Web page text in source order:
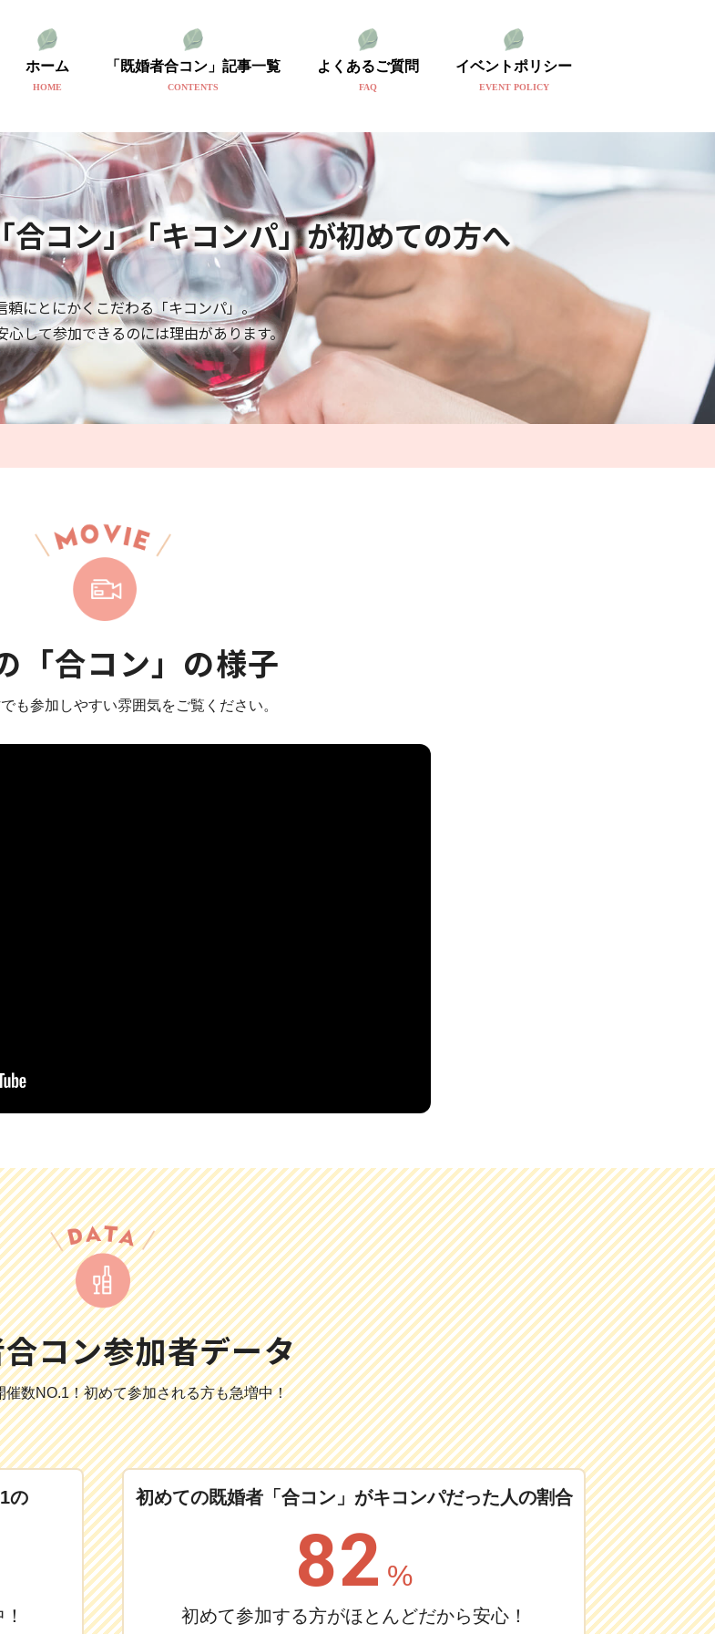
ホーム
HOME
「既婚者合コン」記事一覧
CONTENTS
よくあるご質問
FAQ
イベントポリシー
EVENT POLICY
合コン」「キコンパ」が初めての方へ
頼にとにかくこだわる「キコンパ」。
心して参加できるのには理由があります。
「合コン」の様子
も参加しやすい雰囲気をご覧ください。
コン参加者データ
催数NO.1！初めて参加される方も急増中！
の 初めての既婚者「合コン」がキコンパだった人の割合
82 %
初めて参加する方がほとんどだから安心！